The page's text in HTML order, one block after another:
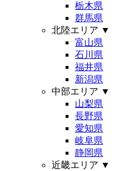
栃木県
群馬県
北陸エリア ▼
富山県
石川県
福井県
新潟県
中部エリア ▼
山梨県
長野県
愛知県
岐阜県
静岡県
近畿エリア ▼